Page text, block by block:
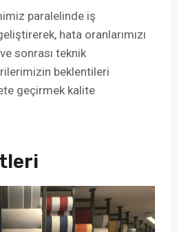
paralelinde iş
hata oranlarımızı
sonrası teknik
beklentileri
geçirmek kalite